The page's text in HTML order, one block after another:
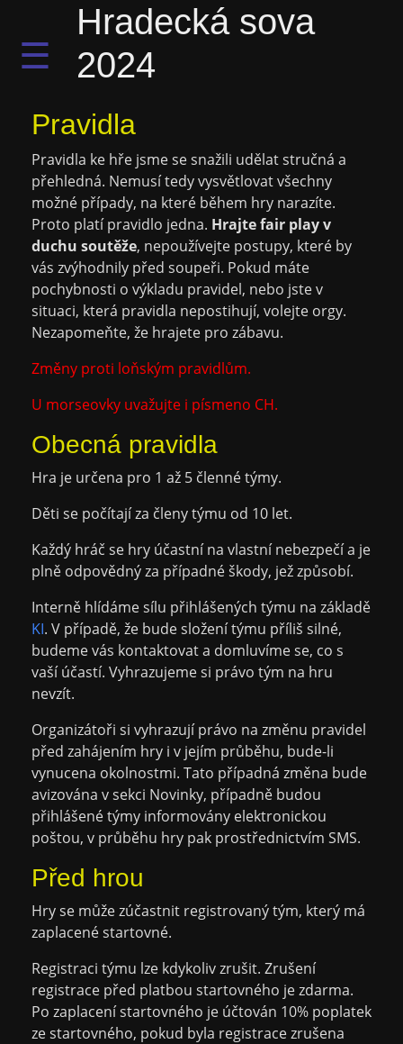
☰
Hradecká sova
2024
Pravidla
Pravidla ke hře jsme se snažili udělat stručná a
přehledná. Nemusí tedy vysvětlovat všechny
možné případy, na které během hry narazíte.
Proto platí pravidlo jedna. Hrajte fair play v
duchu soutěže, nepoužívejte postupy, které by
vás zvýhodnily před soupeři. Pokud máte
pochybnosti o výkladu pravidel, nebo jste v
situaci, která pravidla nepostihují, volejte orgy.
Nezapomeňte, že hrajete pro zábavu.
Změny proti loňským pravidlům.
U morseovky uvažujte i písmeno CH.
Obecná pravidla
Hra je určena pro 1 až 5 členné týmy.
Děti se počítají za členy týmu od 10 let.
Každý hráč se hry účastní na vlastní nebezpečí a je
plně odpovědný za případné škody, jež způsobí.
Interně hlídáme sílu přihlášených týmu na základě
KI. V případě, že bude složení týmu příliš silné,
budeme vás kontaktovat a domluvíme se, co s
vaší účastí. Vyhrazujeme si právo tým na hru
nevzít.
Organizátoři si vyhrazují právo na změnu pravidel
před zahájením hry i v jejím průběhu, bude-li
vynucena okolnostmi. Tato případná změna bude
avizována v sekci Novinky, případně budou
přihlášené týmy informovány elektronickou
poštou, v průběhu hry pak prostřednictvím SMS.
Před hrou
Hry se může zúčastnit registrovaný tým, který má
zaplacené startovné.
Registraci týmu lze kdykoliv zrušit. Zrušení
registrace před platbou startovného je zdarma.
Po zaplacení startovného je účtován 10% poplatek
ze startovného, pokud byla registrace zrušena